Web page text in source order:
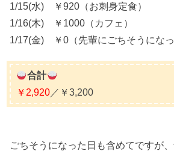
1/15(水) ￥920（お刺身定食）
1/16(木) ￥1000（カフェ）
1/17(金) ￥0（先輩にごちそうになっ
合計
￥2,920／￥3,200
ごちそうになった日も含めてですが